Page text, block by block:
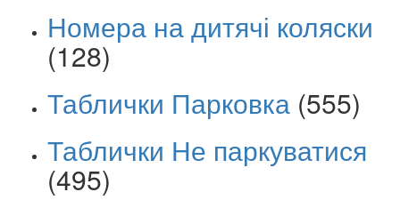
Номера на дитячі коляски
(128)
Таблички Парковка (555)
Таблички Не паркуватися
(495)